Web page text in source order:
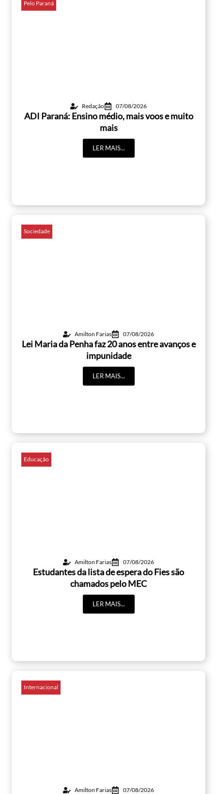
Pelo Paraná
Redação 07/08/2026
ADI Paraná: Ensino médio, mais voos e muito
mais
LER MAIS...
Sociedade
Amilton Farias 07/08/2026
Lei Maria da Penha faz 20 anos entre avanços e
impunidade
LER MAIS...
Educação
Amilton Farias 07/08/2026
Estudantes da lista de espera do Fies são
chamados pelo MEC
LER MAIS...
Internacional
Amilton Farias 07/08/2026